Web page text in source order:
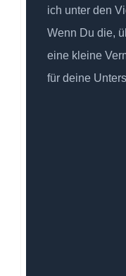
ich unter den
Wenn Du die,
eine kleine
für deine